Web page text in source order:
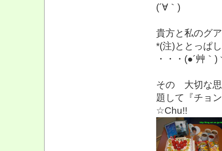
(´∀｀)
貴方と私のグ
*(注)ととっぱ
・・・(●´艸
その 大切な思
題して『チョ
☆Chu!!